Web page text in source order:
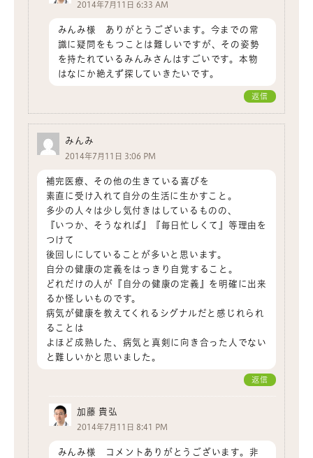
2014年7月11日 6:33 AM
みんみ様 ありがとうございます。今までの常
識に疑問をもつことは難しいですが、その姿勢
を持たれているみんみさんはすごいです。本物
はなにか絶えず探していきたいです。
返信
みんみ
2014年7月11日 3:06 PM
補完医療、その他の生きている喜びを
素直に受け入れて自分の生活に生かすこと。
多少の人々は少し気付きはしているものの、
『いつか、そうなれば』『毎日忙しくて』等理由を
つけて
後回しにしていることが多いと思います。
自分の健康の定義をはっきり自覚すること。
どれだけの人が『自分の健康の定義』を明確に出来
るか怪しいものです。
病気が健康を教えてくれるシグナルだと感じれられ
ることは
よほど成熟した、病気と真剣に向き合った人でない
と難しいかと思いました。
返信
加藤 貴弘
2014年7月11日 8:41 PM
みんみ様 コメントありがとうございます。非